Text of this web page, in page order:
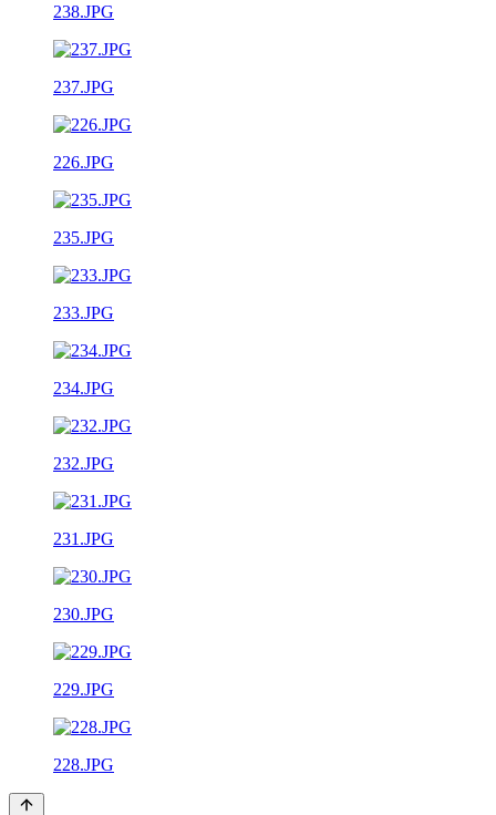
238.JPG
237.JPG
226.JPG
235.JPG
233.JPG
234.JPG
232.JPG
231.JPG
230.JPG
229.JPG
228.JPG